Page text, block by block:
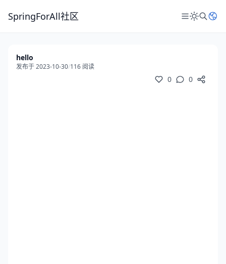
SpringForAll社区
hello
发布于 2023-10-30/116 阅读
0 0